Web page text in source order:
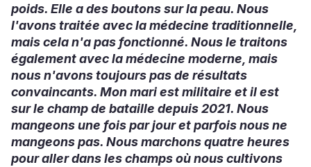
poids. Elle a des boutons sur la peau. Nous
l'avons traitée avec la médecine traditionnelle,
mais cela n'a pas fonctionné. Nous le traitons
également avec la médecine moderne, mais
nous n'avons toujours pas de résultats
convaincants. Mon mari est militaire et il est
sur le champ de bataille depuis 2021. Nous
mangeons une fois par jour et parfois nous ne
mangeons pas. Nous marchons quatre heures
pour aller dans les champs où nous cultivons